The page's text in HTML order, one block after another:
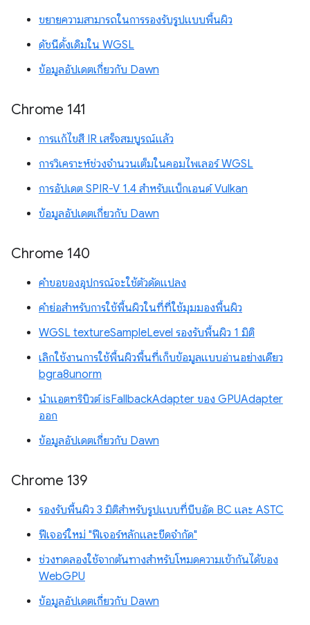
ขยายความสามารถในการรองรับรูปแบบพื้นผิว
ดัชนีดั้งเดิมใน WGSL
ข้อมูลอัปเดตเกี่ยวกับ Dawn
Chrome 141
การแก้ไขสี IR เสร็จสมบูรณ์แล้ว
การวิเคราะห์ช่วงจำนวนเต็มในคอมไพเลอร์ WGSL
การอัปเดต SPIR-V 1.4 สำหรับแบ็กเอนด์ Vulkan
ข้อมูลอัปเดตเกี่ยวกับ Dawn
Chrome 140
คำขอของอุปกรณ์จะใช้ตัวดัดแปลง
คำย่อสำหรับการใช้พื้นผิวในที่ที่ใช้มุมมองพื้นผิว
WGSL textureSampleLevel รองรับพื้นผิว 1 มิติ
เลิกใช้งานการใช้พื้นผิวพื้นที่เก็บข้อมูลแบบอ่านอย่างเดียว
bgra8unorm
นำแอตทริบิวต์ isFallbackAdapter ของ GPUAdapter
ออก
ข้อมูลอัปเดตเกี่ยวกับ Dawn
Chrome 139
รองรับพื้นผิว 3 มิติสำหรับรูปแบบที่บีบอัด BC และ ASTC
ฟีเจอร์ใหม่ "ฟีเจอร์หลักและขีดจำกัด"
ช่วงทดลองใช้จากต้นทางสำหรับโหมดความเข้ากันได้ของ
WebGPU
ข้อมูลอัปเดตเกี่ยวกับ Dawn